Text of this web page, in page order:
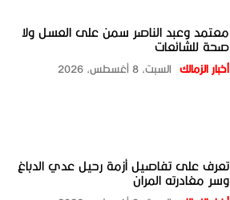
معتمد وعبد الناصر سمن على العسل ولا
صحة للشائعات
أخبار الزمالك السبت، 8 أغسطس، 2026
تعرف على تفاصيل أزمة رحيل عدي الدباغ
وسر مغادرته المران